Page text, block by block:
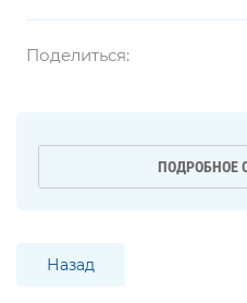
Поделиться:
ПОДРОБНОЕ
Назад